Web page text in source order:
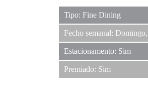
Tipo: Fine Dining
Fecho semanal:
Estacionamento: Sim
Premiado: Sim